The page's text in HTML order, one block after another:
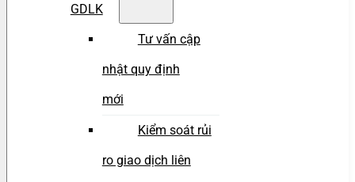
GDLK
Tư vấn cập
nhật quy định
mới
Kiểm soát rủi
ro giao dịch liên